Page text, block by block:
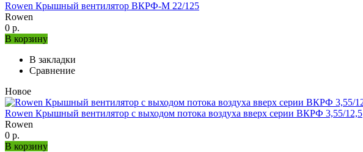
Rowen Крышный вентилятор ВКРФ-М 22/125
Rowen
0 р.
В корзину
В закладки
Сравнение
Новое
Rowen Крышный вентилятор с выходом потока воздуха вверх серии ВКРФ 3,55/12,5
Rowen
0 р.
В корзину